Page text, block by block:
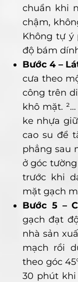
chuẩn khi
chậm,
Không tự ý
độ bám
Bước 4 –
cưa theo
công trên
khô mặt.
ke nhựa
cao su để
phẳng sau
ở góc
trước khi
mặt gạch
Bước 5 –
gạch đạt
nhà sản
mạch rồi
theo góc
30 phút khi